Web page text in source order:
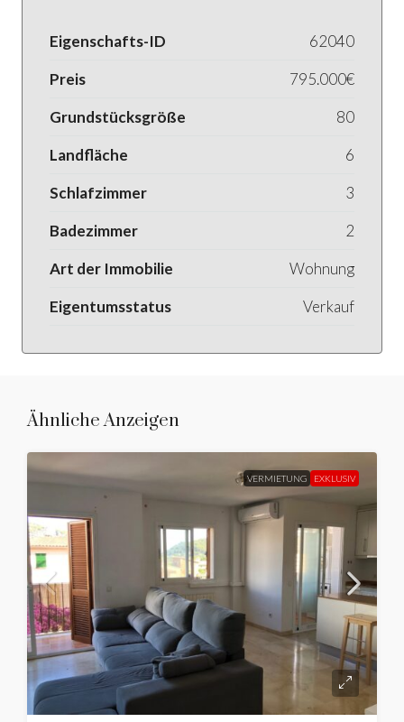
Eigenschafts-ID
62040
Preis
795.000€
Grundstücksgröße
80
Landfläche
6
Schlafzimmer
3
Badezimmer
2
Art der Immobilie
Wohnung
Eigentumsstatus
Verkauf
Ähnliche Anzeigen
VERMIETUNG EXKLUSIV